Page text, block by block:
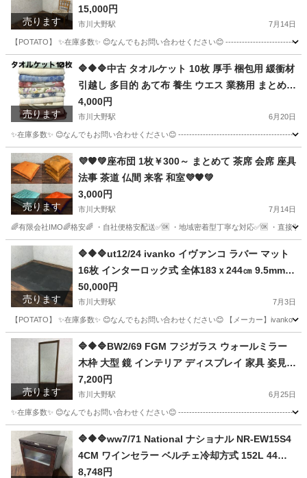
売ります
ジ家具 クラシック マホガニー ★直接引取歓迎🔷
🔶🔷
15,000円
市川大野駅 7月14日
【POTATO】 ✨在庫多数✨ 😊なんでもお問い合わせください😊
千葉 市川市 市川大野駅 椅子 東京 墨田区 椅子
マホガニー
売ります
🔷🔶🔷中古 タオルケット 10枚 厚手 梱包用 緩衝材
引越し 多目的 あて布 養生 ウエス 業務用 まとめて
★直接引取歓迎 ※千葉県市川市〇🔷🔶🔷
4,000円
市川大野駅 6月20日
✨在庫多数✨ 😊なんでもお問い合わせください😊
千葉 市川市 市川大野駅 その他 墨田区 その他
ウエス
売ります
💜🧡💚座布団 1枚￥300～ まとめて 茶席 会席 座具
法事 茶道 仏間 来客 和室💜🧡💚
3,000円
市川大野駅 7月14日
🌈有限会社IMO🌈格安🌈 ・自社便格安配送✅🆗 ・地域密着型丁寧な対応✅🆗 ・直接
千葉 市川市 市川大野駅 東京 椅子
売ります
🔷🔶🔷ut12/24 ivanko イヴァンコ ラバー マット
16枚 インターロック式 全体183ｘ244㎝ 9.5mm厚
ブラック フロアマット 直接引取り推奨⑦○🔷🔶🔷
50,000円
市川大野駅 7月3日
【POTATO】 ✨在庫多数✨ 😊なんでもお問い合わせください😊 【メーカー】
千葉 市川市 市川大野駅 フィットネス、トレーニング 東京
フィットネス、トレーニング イヴァンコ
売ります
🔷🔶🔷BW2/69 FGM フジガラス ウォールミラー
木枠 大型 鏡 インテリア ディスプレイ 家具 姿見
ヴィンテージ◇🔷🔶🔷
7,200円
市川大野駅 6月25日
✨在庫多数✨ 😊なんでもお問い合わせください😊
千葉 市川市 市川大野駅
🔷🔶🔷ww7/71 National ナショナル NR-EW15S4
4CM ワインセラー ベルチェ冷却方式 152L 44本
収納 2005年製 家庭 家電 中古 ◇🔷🔶🔷
8,748円